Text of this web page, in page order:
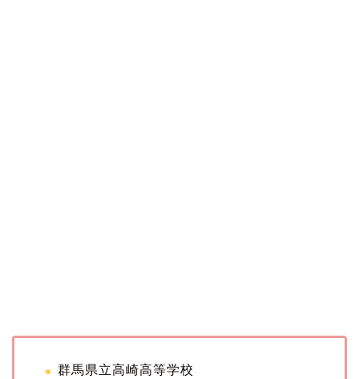
群馬県立高崎高等学校